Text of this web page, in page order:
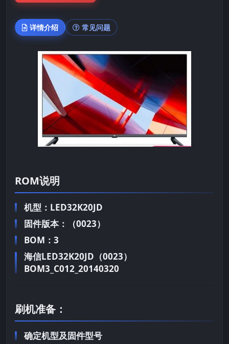
详情介绍 常见问题
ROM说明
机型：LED32K20JD
固件版本：（0023）
BOM：3
海信LED32K20JD（0023）
BOM3_C012_20140320
刷机准备：
确定机型及固件型号